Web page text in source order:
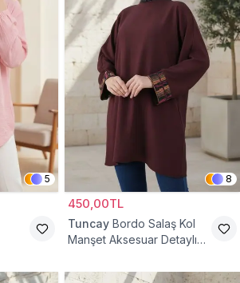
5 8
450,00TL
Tuncay Bordo Salaş Kol
Manşet Aksesuar Detaylı